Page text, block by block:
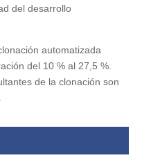
del desarrollo
automatizada
del 10 % al 27,5 %.
de la clonación son